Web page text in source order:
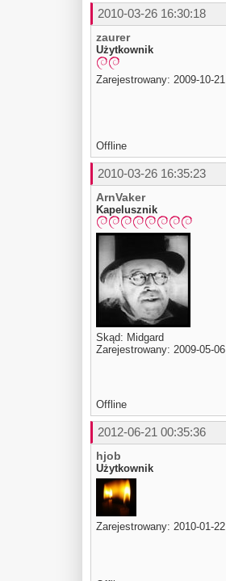
2010-03-26 16:30:18
zaurer
Użytkownik
Zarejestrowany: 2009-10-21
Offline
2010-03-26 16:35:23
ArnVaker
Kapelusznik
Skąd: Midgard
Zarejestrowany: 2009-05-06
Offline
2012-06-21 00:35:36
hjob
Użytkownik
Zarejestrowany: 2010-01-22